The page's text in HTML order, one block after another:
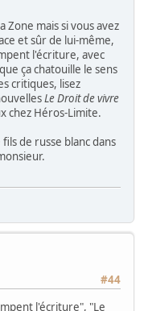
Zone mais si vous avez
et sûr de lui-même,
l'écriture, avec
ça chatouille le sens
critiques, lisez
Le Droit de vivre
chez Héros-Limite.
de russe blanc dans
#44
l'écriture", "Le